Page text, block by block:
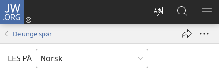
JW.ORG
Endre
Logg
inn
vindu)
Søk
på
JW.ORG
VIS
De unge spør
LES PÅ